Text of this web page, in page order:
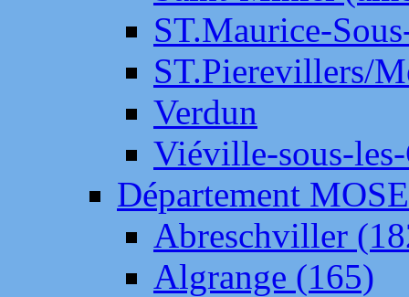
ST.Maurice-
ST.Pierevillers/
Verdun
Viéville-sous-
Département
Abreschviller
Algrange (165)